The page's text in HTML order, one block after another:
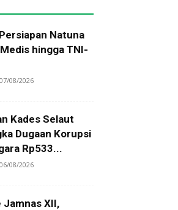
Natuna
hingga TNI-
07/08/2026
Kades Selaut
Dugaan Korupsi
Rp533...
06/08/2026
Jamnas XII,